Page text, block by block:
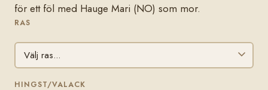
för ett föl med Hauge Mari (NO) som mor.
RAS
HINGST/VALACK